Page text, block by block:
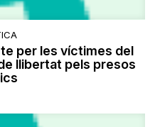
per les víctimes del
llibertat pels presos